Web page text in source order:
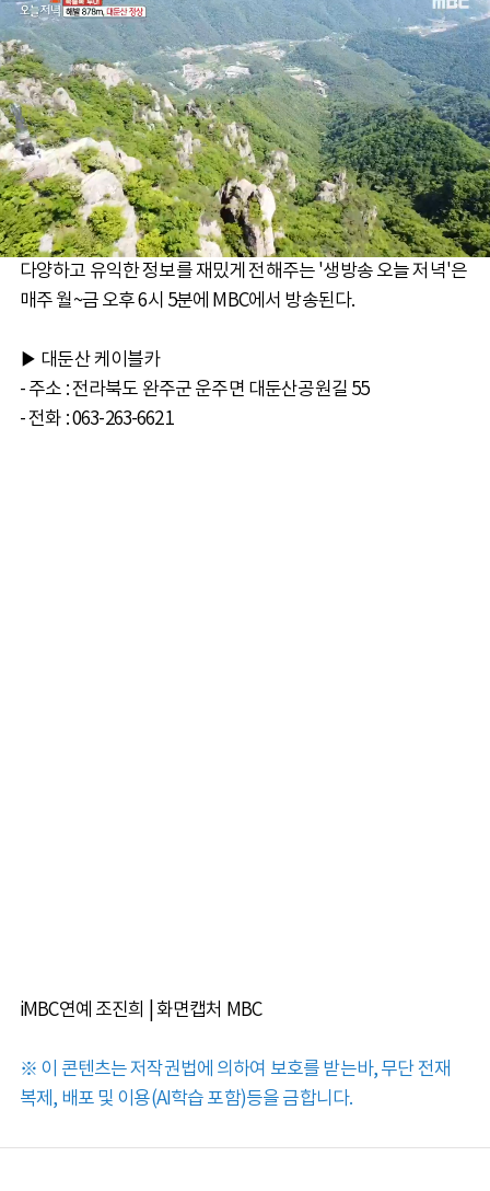
다양하고 유익한 정보를 재밌게 전해주는 '생방송 오늘 저녁'은
매주 월~금 오후 6시 5분에 MBC에서 방송된다.
▶ 대둔산 케이블카
- 주소 : 전라북도 완주군 운주면 대둔산공원길 55
- 전화 : 063-263-6621
iMBC연예 조진희 | 화면캡처 MBC
※ 이 콘텐츠는 저작권법에 의하여 보호를 받는바, 무단 전재
복제, 배포 및 이용(AI학습 포함)등을 금합니다.